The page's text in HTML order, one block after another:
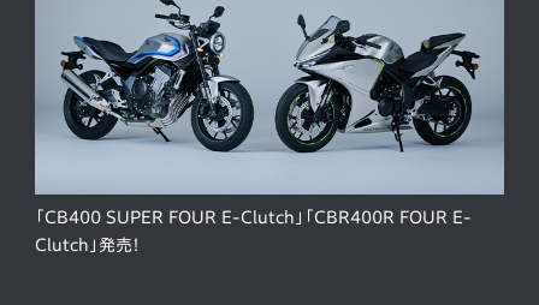
「CB400 SUPER FOUR E-Clutch」「CBR400R FOUR E-
Clutch」発売！